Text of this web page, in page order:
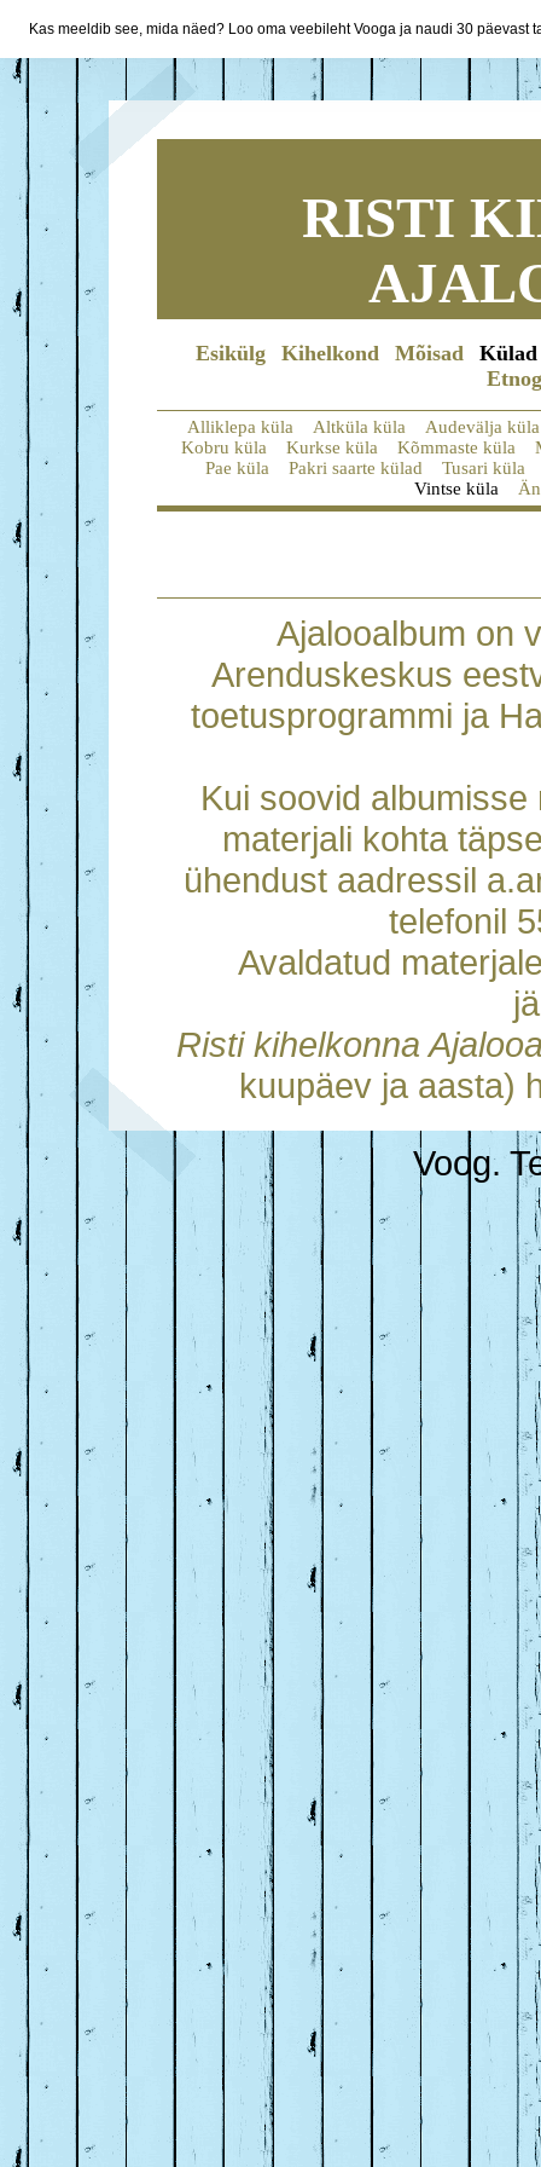
RISTI
Esikülg Kihelkond Mõisad
Külad
Alliklepa küla Altküla küla
Audevälja küla
Kobru küla
Kurkse küla Kõmmaste küla
Pae küla
Pakri saarte külad
Tusari küla
Vintse küla
Ajalooalbum on
Arenduskeskus
toetusprogrammi ja
Kui soovid
materjali kohta
ühendust aadressil
telefonil
Avaldatud
Risti kihelkonna
kuupäev ja aasta)
Voog.
Kas meeldib see, mida näed? Loo oma veebileht Vooga ja naudi 30 päevast